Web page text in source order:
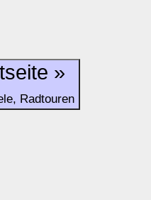
Zurück zur Startseite »
Radtouren